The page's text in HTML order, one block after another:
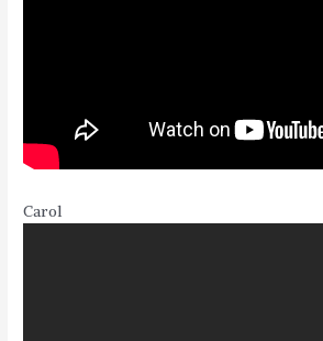
Carol